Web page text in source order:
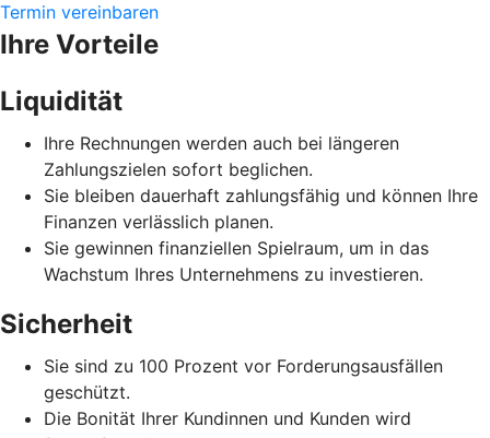
Termin vereinbaren
Ihre Vorteile
Liquidität
Ihre Rechnungen werden auch bei längeren
Zahlungszielen sofort beglichen.
Sie bleiben dauerhaft zahlungsfähig und können Ihre
Finanzen verlässlich planen.
Sie gewinnen finanziellen Spielraum, um in das
Wachstum Ihres Unternehmens zu investieren.
Sicherheit
Sie sind zu 100 Prozent vor Forderungsausfällen
geschützt.
Die Bonität Ihrer Kundinnen und Kunden wird